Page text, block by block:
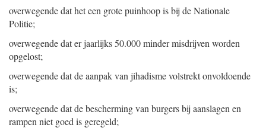
overwegende dat het een grote puinhoop is bij de Nationale
Politie;
overwegende dat er jaarlijks 50.000 minder misdrijven worden
opgelost;
overwegende dat de aanpak van jihadisme volstrekt onvoldoende
is;
overwegende dat de bescherming van burgers bij aanslagen en
rampen niet goed is geregeld;